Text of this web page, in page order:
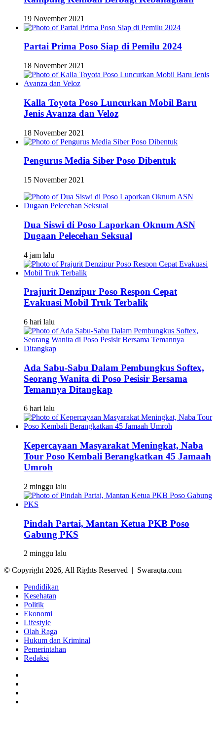
19 November 2021
Partai Prima Poso Siap di Pemilu 2024
18 November 2021
Kalla Toyota Poso Luncurkan Mobil Baru
Jenis Avanza dan Veloz
18 November 2021
Pengurus Media Siber Poso Dibentuk
15 November 2021
Dua Siswi di Poso Laporkan Oknum ASN
Dugaan Pelecehan Seksual
4 jam lalu
Prajurit Denzipur Poso Respon Cepat
Evakuasi Mobil Truk Terbalik
6 hari lalu
Ada Sabu-Sabu Dalam Pembungkus Softex,
Seorang Wanita di Poso Pesisir Bersama
Temannya Ditangkap
6 hari lalu
Kepercayaan Masyarakat Meningkat, Naba
Tour Poso Kembali Berangkatkan 45 Jamaah
Umroh
2 minggu lalu
Pindah Partai, Mantan Ketua PKB Poso
Gabung PKS
2 minggu lalu
© Copyright 2026, All Rights Reserved | Swaraqta.com
Pendidikan
Kesehatan
Politik
Ekonomi
Lifestyle
Olah Raga
Hukum dan Kriminal
Pemerintahan
Redaksi